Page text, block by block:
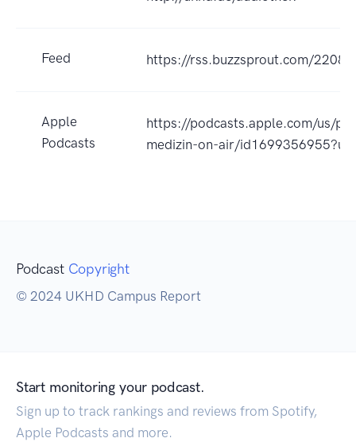
Feed https://rss.buzzsprout.com/
Apple
Podcasts
https://podcasts.apple.com/us/
medizin-on-air/
Podcast Copyright
© 2024 UKHD Campus Report
Start monitoring your podcast.
Sign up to track rankings and reviews from Spotify,
Apple Podcasts and more.